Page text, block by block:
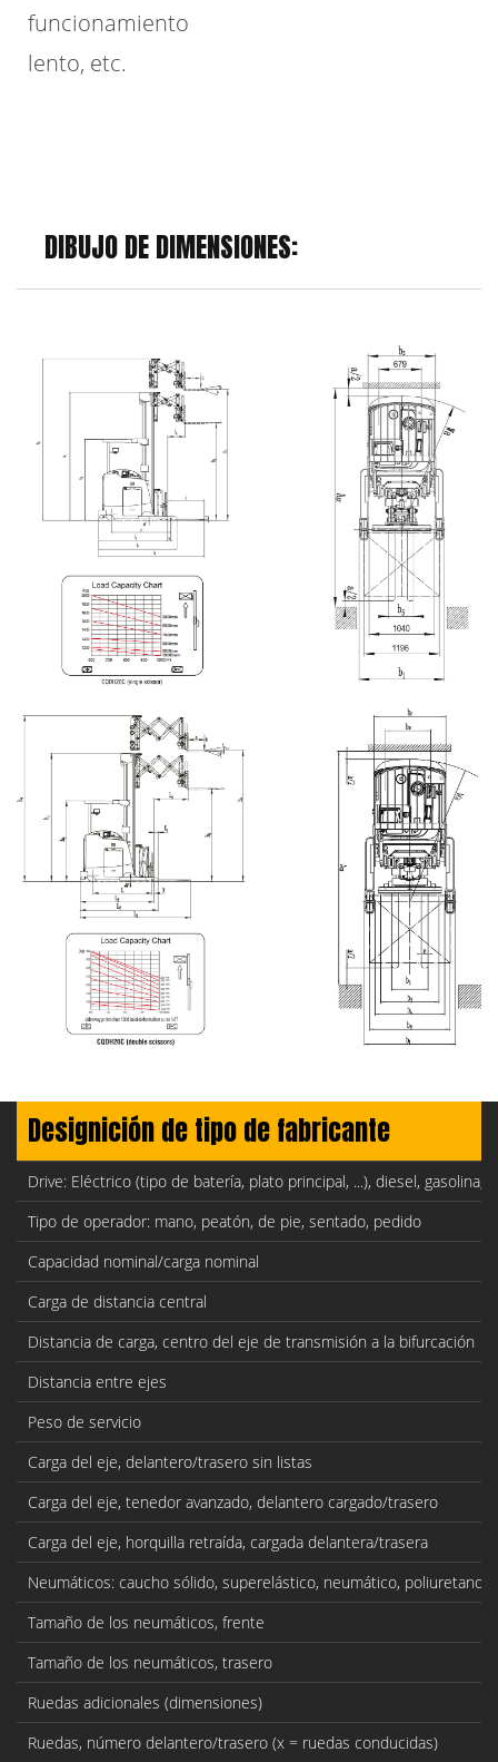
funcionamiento
lento, etc.
DIBUJO DE DIMENSIONES:
Designición de tipo de fabricante
Drive: Eléctrico (tipo de batería, plato principal, ...), diesel, gasolina,
Tipo de operador: mano, peatón, de pie, sentado, pedido
Capacidad nominal/carga nominal
Carga de distancia central
Distancia de carga, centro del eje de transmisión a la bifurcación
Distancia entre ejes
Peso de servicio
Carga del eje, delantero/trasero sin listas
Carga del eje, tenedor avanzado, delantero cargado/trasero
Carga del eje, horquilla retraída, cargada delantera/trasera
Neumáticos: caucho sólido, superelástico, neumático, poliuretano
Tamaño de los neumáticos, frente
Tamaño de los neumáticos, trasero
Ruedas adicionales (dimensiones)
Ruedas, número delantero/trasero (x = ruedas conducidas)